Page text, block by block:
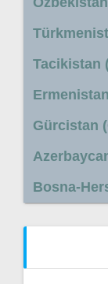
Tacikistan
Gürcistan
Bosna-